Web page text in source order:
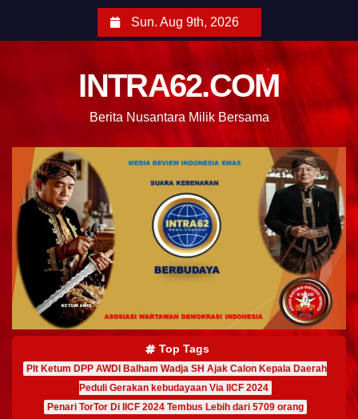
Sun. Aug 9th, 2026
INTRA62.COM
Berita Nusantara Milik Bersama
Top Tags
Plt Ketum DPP AWDI Balham Wadja SH Ajak Calon Kepala Daerah
Peduli Gerakan kebudayaan Via IICF 2024
Penari TorTor Di IICF 2024 Tembus Lebih dari 5709 orang